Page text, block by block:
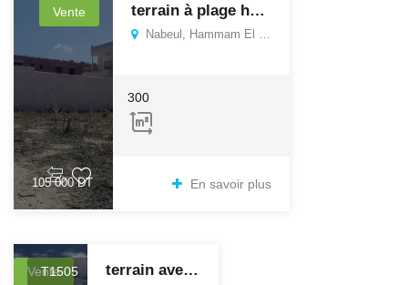
Vente
105 000 DT
terrain à plage hammame ghzeze
Nabeul, Hammam El Ghezaz
300
En savoir plus
Vente
T1505 terrain avec belle vue